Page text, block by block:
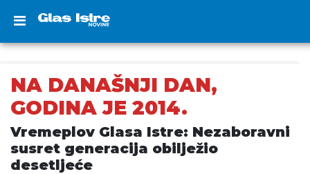
NA DANAŠNJI DAN,
GODINA JE 2014.
Vremeplov Glasa Istre: Nezaboravni
susret generacija obilježio
desetljeće